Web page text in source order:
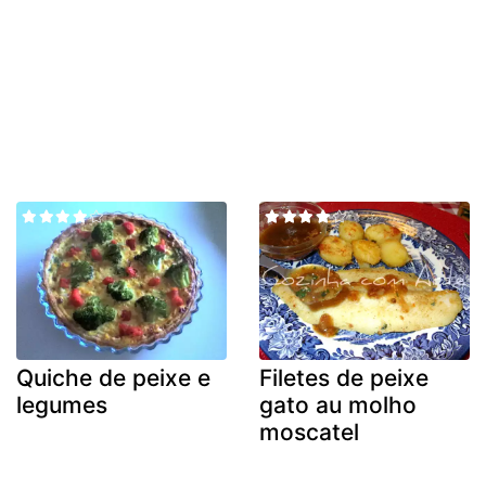
Quiche de peixe e
legumes
Filetes de peixe
gato au molho
moscatel